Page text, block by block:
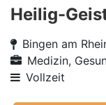
Heilig-
Bingen am
Medizin,
Vollzeit